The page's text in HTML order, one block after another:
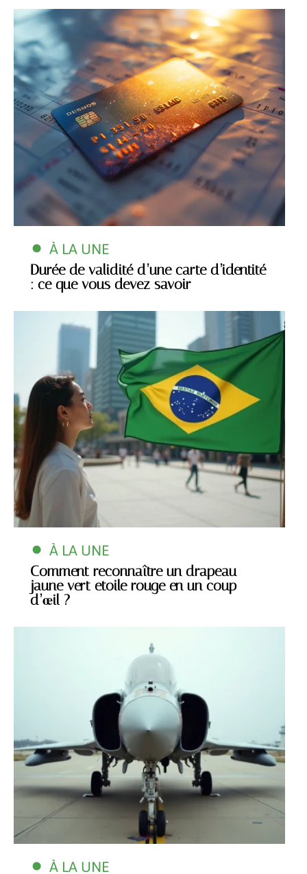
À LA UNE
Durée de validité d’une carte d’identité
: ce que vous devez savoir
À LA UNE
Comment reconnaître un drapeau
jaune vert etoile rouge en un coup
d’œil ?
À LA UNE